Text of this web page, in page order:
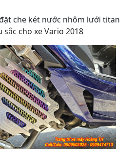
che két nước nhôm lưới titan
sắc cho xe Vario 2018